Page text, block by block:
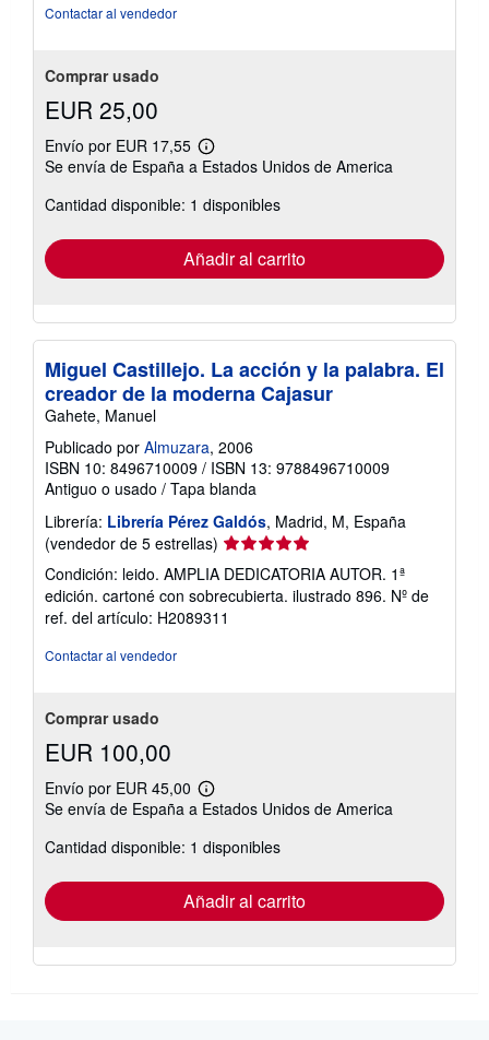
Contactar al vendedor
Comprar usado
EUR 25,00
Envío por EUR 17,55
Más
información
las
tarifas
envío
Se envía de España a Estados Unidos de America
Cantidad disponible: 1 disponibles
Añadir al carrito
Miguel Castillejo. La acción y la palabra. El
creador de la moderna Cajasur
Gahete, Manuel
Publicado por Almuzara, 2006
ISBN 10: 8496710009 / ISBN 13: 9788496710009
Antiguo o usado / Tapa blanda
Librería: Librería Pérez Galdós, Madrid, M, España
(vendedor de 5 estrellas) Calificación
del
vendedor:
5
de
Condición: leido. AMPLIA DEDICATORIA AUTOR. 1ª
edición. cartoné con sobrecubierta. ilustrado 896. Nº de
ref. del artículo: H2089311
Contactar al vendedor
Comprar usado
EUR 100,00
Envío por EUR 45,00
Más
información
las
tarifas
envío
Se envía de España a Estados Unidos de America
Cantidad disponible: 1 disponibles
Añadir al carrito